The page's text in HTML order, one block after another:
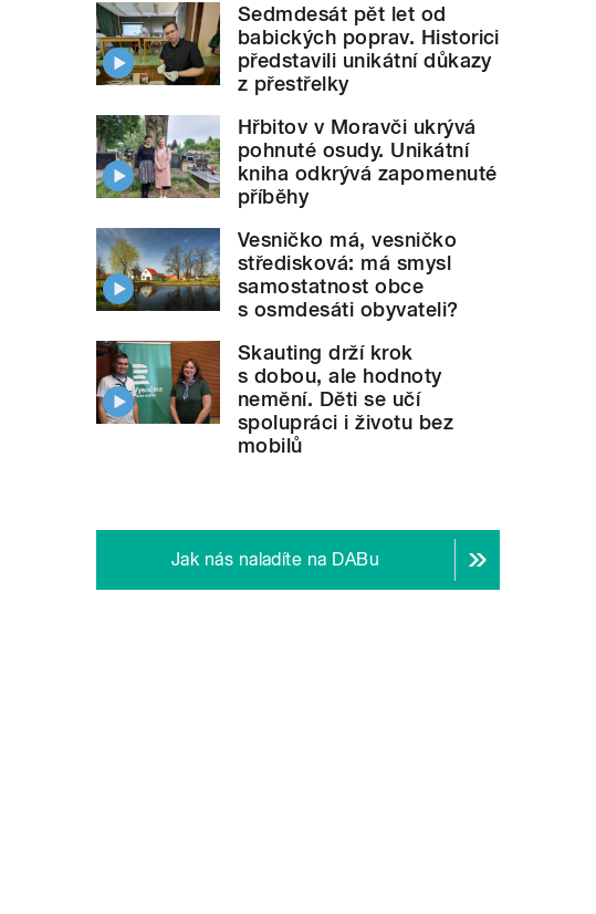
Sedmdesát pět let od
babických poprav. Historici
představili unikátní důkazy
z přestřelky
Hřbitov v Moravči ukrývá
pohnuté osudy. Unikátní
kniha odkrývá zapomenuté
příběhy
Vesničko má, vesničko
středisková: má smysl
samostatnost obce
s osmdesáti obyvateli?
Skauting drží krok
s dobou, ale hodnoty
nemění. Děti se učí
spolupráci i životu bez
mobilů
Jak nás naladíte na DABu